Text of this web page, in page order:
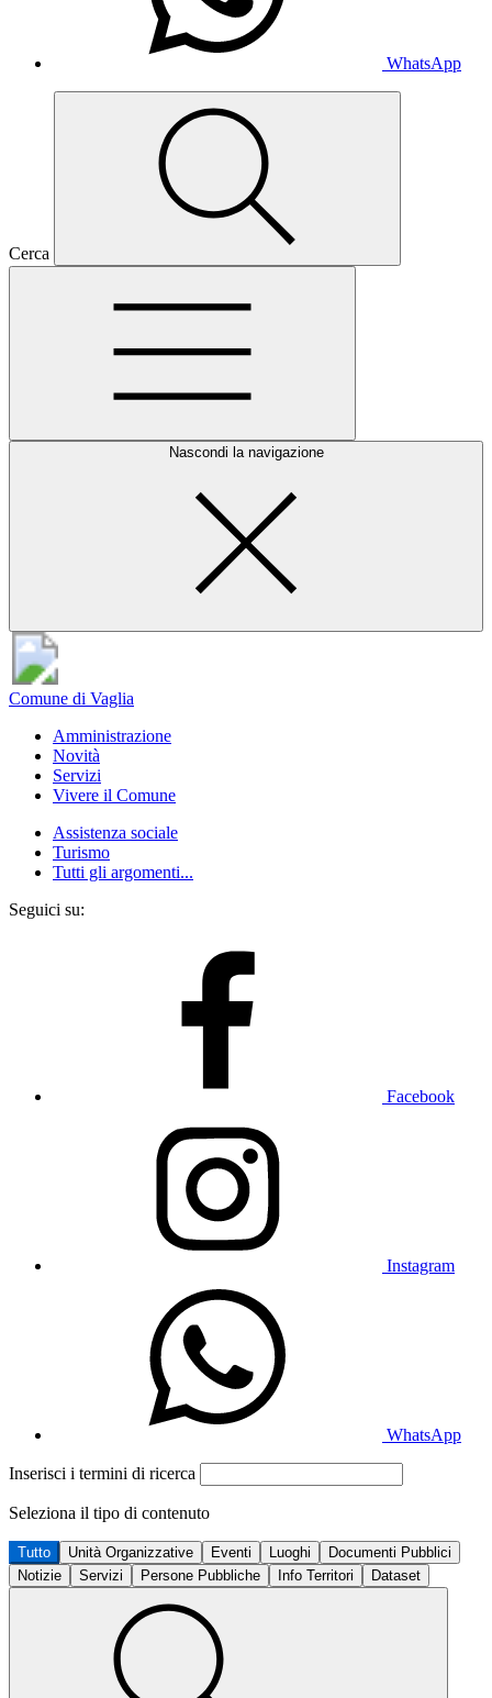
WhatsApp
Cerca
Nascondi la navigazione
Comune di Vaglia
Amministrazione
Novità
Servizi
Vivere il Comune
Assistenza sociale
Turismo
Tutti gli argomenti...
Seguici su:
Facebook
Instagram
WhatsApp
Inserisci i termini di ricerca
Seleziona il tipo di contenuto
Tutto Unità Organizzative Eventi Luoghi
Documenti Pubblici
Notizie
Servizi Persone Pubbliche Info Territori Dataset